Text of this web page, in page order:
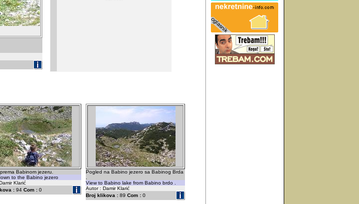
Babinom jezeru.
to the Babino jezero
Klarić
: 94 Com : 0
Pogled na Babino jezero sa Babinog Brda
View to Babino lake from Babino brdo .
Autor : Damir Klarić
Broj klikova : 89 Com : 0